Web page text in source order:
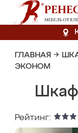
ГЛАВНАЯ →
ЭКОНОМ
Рейтинг: